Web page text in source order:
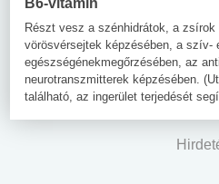
Részt vesz a szénhidrátok, a
vörösvérsejtek képzésében, a szív-
egészségénekmegőrzésében, az
neurotranszmitterek képzésében.
található, az ingerület terjedését